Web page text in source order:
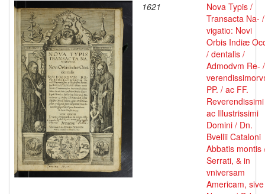
1621
Nova Typis /
Transacta Na- /
vigatio: Novi
Orbis Indiæ
/ dentalis /
Admodvm Re- /
PP. / ac FF.
Reverendissimi
ac Illustrissimi
Domini / Dn.
Bvellii Cataloni
Abbatis montis
Serrati, & in
vniversam
Americam, sive